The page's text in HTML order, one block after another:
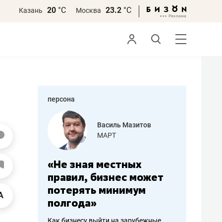
Казань 20 °С Москва 23.2 °С
персона
работа
Василь Мазитов
МАРТ
«Не зная местных
правил, бизнес может
потерять минимум
полгода»